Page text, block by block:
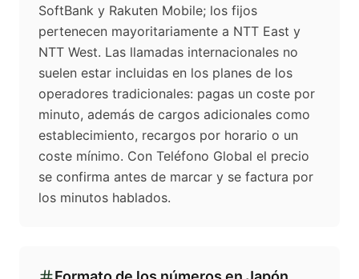
SoftBank y Rakuten Mobile; los fijos
pertenecen mayoritariamente a NTT East y
NTT West. Las llamadas internacionales no
suelen estar incluidas en los planes de los
operadores tradicionales: pagas un coste por
minuto, además de cargos adicionales como
establecimiento, recargos por horario o un
coste mínimo. Con Teléfono Global el precio
se confirma antes de marcar y se factura por
los minutos hablados.